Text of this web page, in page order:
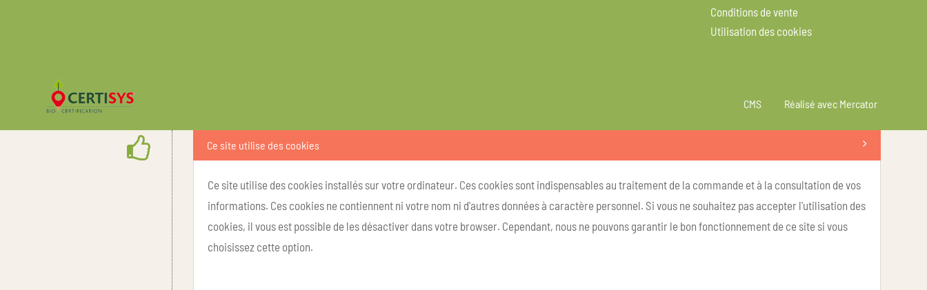
Conditions de vente
Utilisation des cookies
CMS Réalisé avec Mercator
Ce site utilise des cookies
Ce site utilise des cookies installés sur votre ordinateur. Ces cookies sont indispensables au traitement de la commande et à la consultation de vos
informations. Ces cookies ne contiennent ni votre nom ni d'autres données à caractère personnel. Si vous ne souhaitez pas accepter l'utilisation des
cookies, il vous est possible de les désactiver dans votre browser. Cependant, nous ne pouvons garantir le bon fonctionnement de ce site si vous
choisissez cette option.